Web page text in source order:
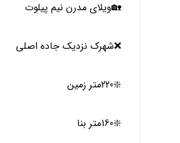
🏡ویلای مدرن نیم پیلوت
❌شهرک نزدیک جاده اصلی
❇️220متر زمین
❇️160متر بنا